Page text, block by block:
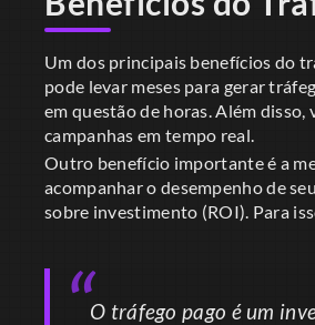
Um dos principais benefícios do
pode levar meses para gerar
em questão de horas. Além
campanhas em tempo real.
Outro benefício importante é a
acompanhar o desempenho de
sobre investimento (ROI). Para
O tráfego pago é um